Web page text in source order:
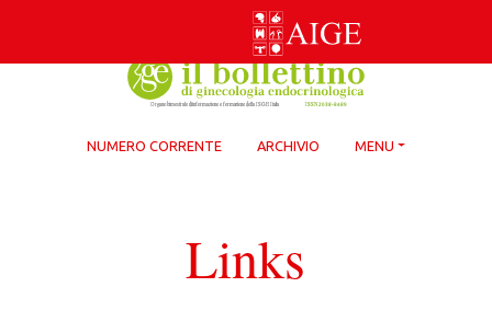
NUMERO CORRENTE ARCHIVIO MENU
Links